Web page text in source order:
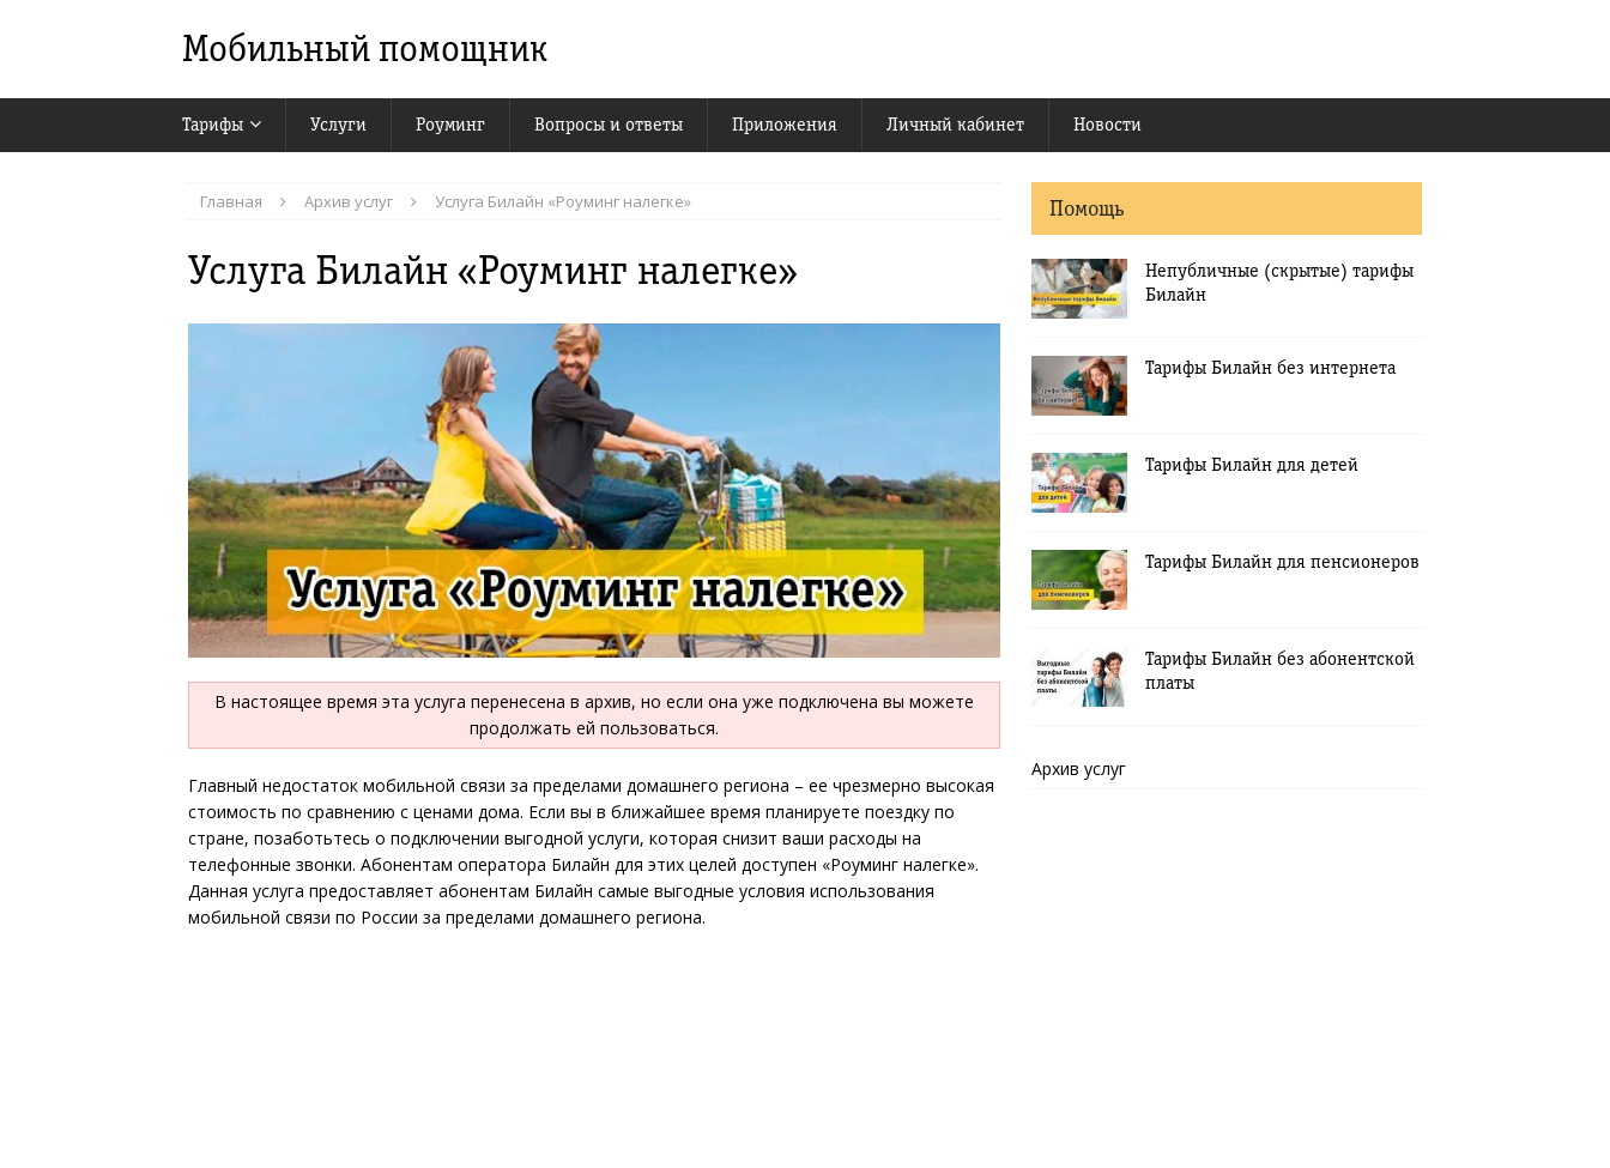
Мобильный помощник
Тарифы Услуги Роуминг Вопросы и ответы Приложения Личный кабинет Новости
Главная Архив услуг Услуга Билайн «Роуминг налегке»
Услуга Билайн «Роуминг налегке»
В настоящее время эта услуга перенесена в архив, но если она уже подключена вы можете
продолжать ей пользоваться.
Главный недостаток мобильной связи за пределами домашнего региона – ее чрезмерно высокая
стоимость по сравнению с ценами дома. Если вы в ближайшее время планируете поездку по
стране, позаботьтесь о подключении выгодной услуги, которая снизит ваши расходы на
телефонные звонки. Абонентам оператора Билайн для этих целей доступен «Роуминг налегке».
Данная услуга предоставляет абонентам Билайн самые выгодные условия использования
мобильной связи по России за пределами домашнего региона.
Помощь
Непубличные (скрытые) тарифы
Билайн
Тарифы Билайн без интернета
Тарифы Билайн для детей
Тарифы Билайн для пенсионеров
Тарифы Билайн без абонентской
платы
Архив услуг